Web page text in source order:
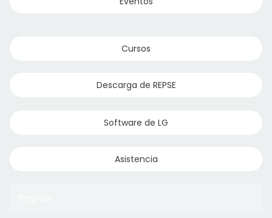
Cursos
Descarga de REPSE
Software de LG
Asistencia